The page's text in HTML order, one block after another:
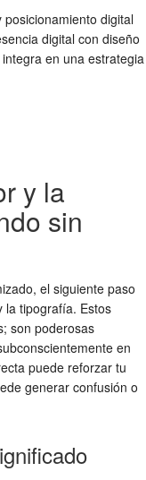
digital
digital con diseño
en una estrategia
y la
sin
el siguiente paso
la tipografía. Estos
son poderosas
en
puede reforzar tu
generar confusión o